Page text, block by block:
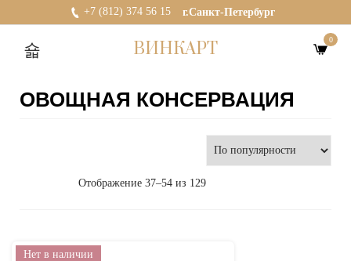
+7 (812) 374 56 15 г.Санкт-Петербург
ВИНКАРТ 0
ОВОЩНАЯ КОНСЕРВАЦИЯ
Отображение 37–54 из 129
Нет в наличии